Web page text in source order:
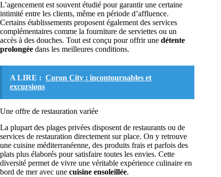
L’agencement est souvent étudié pour garantir une certaine
intimité entre les clients, même en période d’affluence.
Certains établissements proposent également des services
complémentaires comme la fourniture de serviettes ou un
accès à des douches. Tout est conçu pour offrir une détente
prolongée dans les meilleures conditions.
A LIRE : Coron City : incontournables et
excursions
Une offre de restauration variée
La plupart des plages privées disposent de restaurants ou de
services de restauration directement sur place. On y retrouve
une cuisine méditerranéenne, des produits frais et parfois des
plats plus élaborés pour satisfaire toutes les envies. Cette
diversité permet de vivre une véritable expérience culinaire en
bord de mer avec une cuisine ensoleillée.